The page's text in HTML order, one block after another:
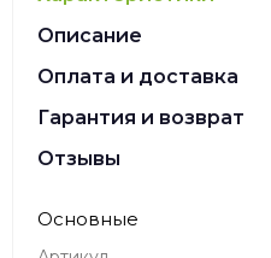
Описание
Оплата и доставка
Гарантия и возврат
Отзывы
Основные